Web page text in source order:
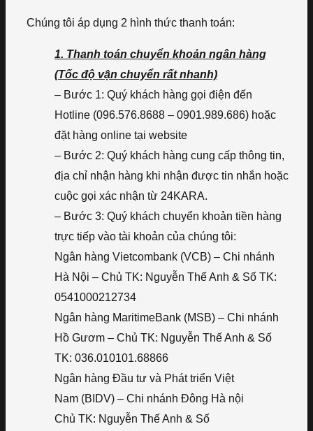
Chúng tôi áp dụng 2 hình thức thanh toán:
1. Thanh toán chuyển khoản ngân hàng
(Tốc độ vận chuyển rất nhanh)
– Bước 1: Quý khách hàng gọi điện đến
Hotline (096.576.8688 – 0901.989.686) hoặc
đặt hàng online tại website
– Bước 2: Quý khách hàng cung cấp thông tin,
địa chỉ nhận hàng khi nhận được tin nhắn hoặc
cuộc gọi xác nhận từ 24KARA.
– Bước 3: Quý khách chuyển khoản tiền hàng
trực tiếp vào tài khoản của chúng tôi:
Ngân hàng Vietcombank (VCB) – Chi nhánh
Hà Nội – Chủ TK: Nguyễn Thế Anh & Số TK:
0541000212734
Ngân hàng MaritimeBank (MSB) – Chi nhánh
Hồ Gươm – Chủ TK: Nguyễn Thế Anh & Số
TK: 036.010101.68866
Ngân hàng Đầu tư và Phát triển Việt
Nam (BIDV) – Chi nhánh Đông Hà nội
Chủ TK: Nguyễn Thế Anh & Số